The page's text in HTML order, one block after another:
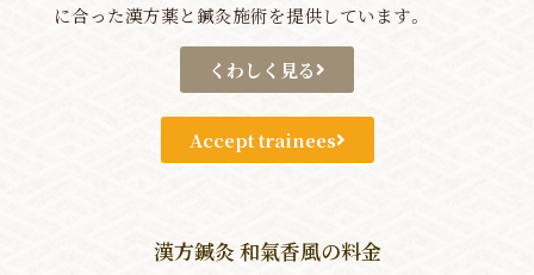
に合った漢方薬と鍼灸施術を提供しています。
くわしく見る
Accept trainees
漢方鍼灸 和氣香風の料金